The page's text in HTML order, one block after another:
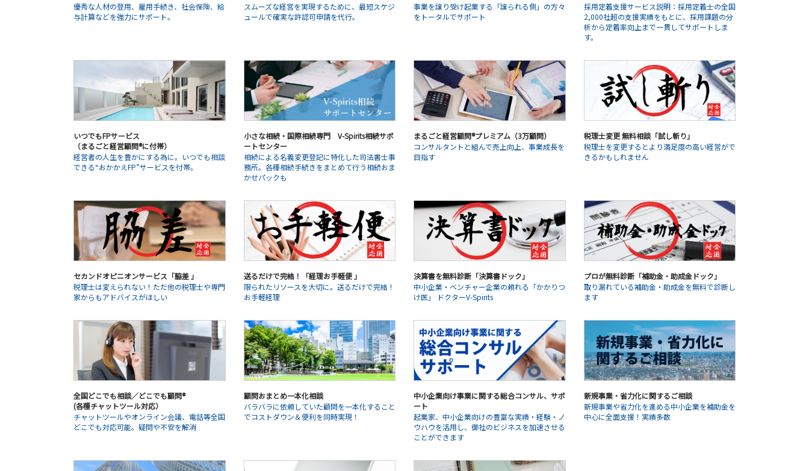
優秀な人材の登用、雇用手続き、社会保険、給
与計算などを強力にサポート。
スムーズな経営を実現するために、最短スケジ
ュールで確実な許認可申請を代行。
事業を譲り受け起業する「譲られる側」の方々
をトータルでサポート
採用定着支援サービス説明：採用定着士の全国
2,000社超の支援実績をもとに、採用課題の分
析から定着率向上まで一貫してサポートしま
す。
いつでもFPサービス
（まるごと経営顧問®に付帯）
経営者の人生を豊かにする為に。いつでも相談
できる“おかかえFP”サービスを付帯。
小さな相続・国際相続専門 V-Spirits相続サポ
ートセンター
相続による名義変更登記に特化した司法書士事
務所。各種相続手続きをまとめて行う相続おま
かせパックも
まるごと経営顧問®プレミアム（3万顧問）
コンサルタントと組んで売上向上、事業成長を
目指す
税理士変更 無料相談「試し斬り」
税理士を変更するとより満足度の高い経営がで
きるかもしれません
セカンドオピニオンサービス「脇差 」
税理士は変えられない！ただ他の税理士や専門
家からもアドバイスがほしい
送るだけで完結！「経理お手軽便 」
限られたリソースを大切に。送るだけで完結！
お手軽経理
決算書を無料診断「決算書ドック」
中小企業・ベンチャー企業の頼れる「かかりつ
け医」 ドクターV-Spirits
プロが無料診断「補助金・助成金ドック」
取り漏れている補助金・助成金を無料で診断し
ます
全国どこでも相談／どこでも顧問®
(各種チャットツール対応）
チャットツールやオンライン会議、電話等全国
どこでも対応可能。疑問や不安を解消
顧問おまとめ一本化相談
バラバラに依頼していた顧問を一本化すること
でコストダウン＆便利を同時実現！
中小企業向け事業に関する総合コンサル、サポ
ート
起業家、中小企業向けの豊富な実績・経験・ノ
ウハウを活用し、御社のビジネスを加速させる
ことができます
新規事業・省力化に関するご相談
新規事業や省力化を進める中小企業を補助金を
中心に全面支援！実績多数